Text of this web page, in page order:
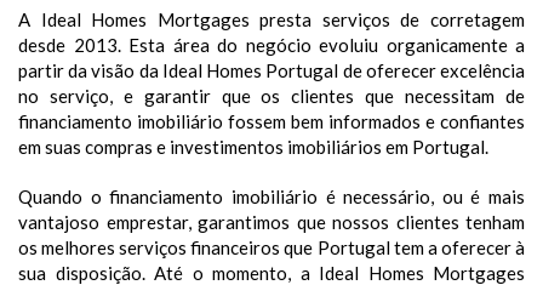
A Ideal Homes Mortgages presta serviços de corretagem
desde 2013. Esta área do negócio evoluiu organicamente a
partir da visão da Ideal Homes Portugal de oferecer excelência
no serviço, e garantir que os clientes que necessitam de
financiamento imobiliário fossem bem informados e confiantes
em suas compras e investimentos imobiliários em Portugal.
Quando o financiamento imobiliário é necessário, ou é mais
vantajoso emprestar, garantimos que nossos clientes tenham
os melhores serviços financeiros que Portugal tem a oferecer à
sua disposição. Até o momento, a Ideal Homes Mortgages